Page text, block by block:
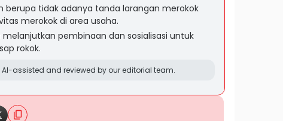
berupa tidak adanya tanda larangan merokok
merokok di area usaha.
pembinaan dan sosialisasi untuk
rokok.
assisted and reviewed by our editorial team.